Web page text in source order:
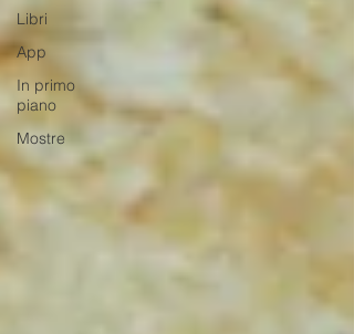
Libri
App
In primo
piano
Mostre